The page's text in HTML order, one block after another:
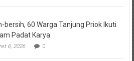
Priok Ikuti Program Padat Karya